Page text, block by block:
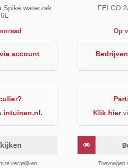
rood Symbivit 150g
Op
Bedrijvenvia
Klik hiervia
Toevoegen om te